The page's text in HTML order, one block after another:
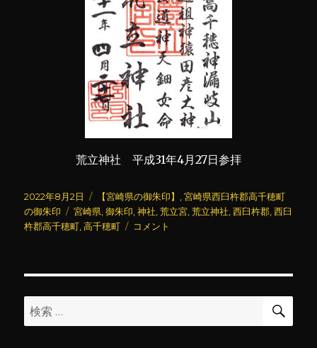
荒立神社 平成31年4月27日参拝
投
稿
日:
2022年8月2日
カ
テ
ゴ
【宮崎県の御朱印】 ,宮崎県西臼杵郡高千穂町
の御朱印
タ
グ
宮崎県 ,御朱印 ,神社 ,荒立宮 ,荒立神社 ,西臼杵郡 ,西臼
杵郡高千穂町 ,高千穂町
荒
コメント
検
索:
検